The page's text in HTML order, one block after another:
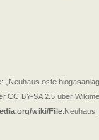
„Neuhaus oste
CC BY-SA 2.5 über
wiki/File